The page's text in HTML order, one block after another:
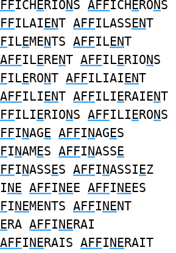
ICHERIONS AFFICHERONS
ILAIENT AFFILASSENT
ILEMENTS AFFILENT
AFFILERENT AFFILERIONS
ILERONT AFFILIAIENT
AFFILIENT AFFILIERAIENT
ILIERIONS AFFILIERONS
INAGE AFFINAGES
INAMES AFFINASSE
INASSES AFFINASSIEZ
INE AFFINEE AFFINEES
INEMENTS AFFINENT
RA AFFINERAI
AFFINERAIS AFFINERAIT